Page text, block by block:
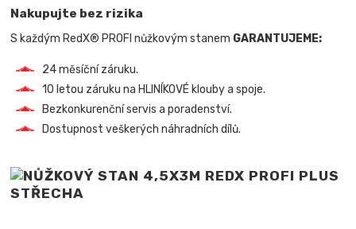
Nakupujte bez rizika
S každým RedX® PROFI nůžkovým stanem GARANTUJEME:
24 měsíční záruku.
10 letou záruku na HLINÍKOVÉ klouby a spoje.
Bezkonkurenční servis a poradenství.
Dostupnost veškerých náhradních dílů.